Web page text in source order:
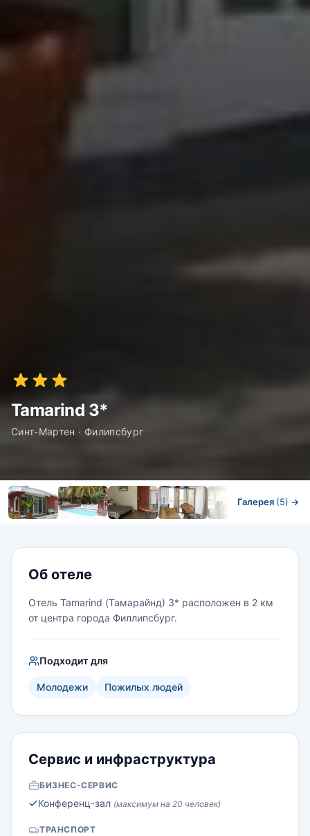
Tamarind 3*
Синт-Мартен · Филипсбург
Галерея (5) →
Об отеле
Отель Tamarind (Тамарайнд) 3* расположен в 2 км
от центра города Филлипсбург.
Подходит для
Молодежи Пожилых людей
Сервис и инфраструктура
БИЗНЕС-СЕРВИС
Конференц-зал (максимум на 20 человек)
ТРАНСПОРТ